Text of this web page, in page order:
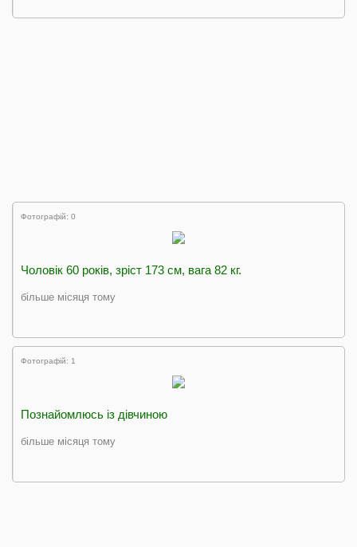
Фотографій: 0
Чоловік 60 років, зріст 173 см, вага 82 кг.
більше місяця тому
Фотографій: 1
Познайомлюсь із дівчиною
більше місяця тому